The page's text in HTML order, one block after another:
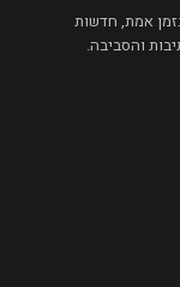
אמת, חדשות
והסביבה.